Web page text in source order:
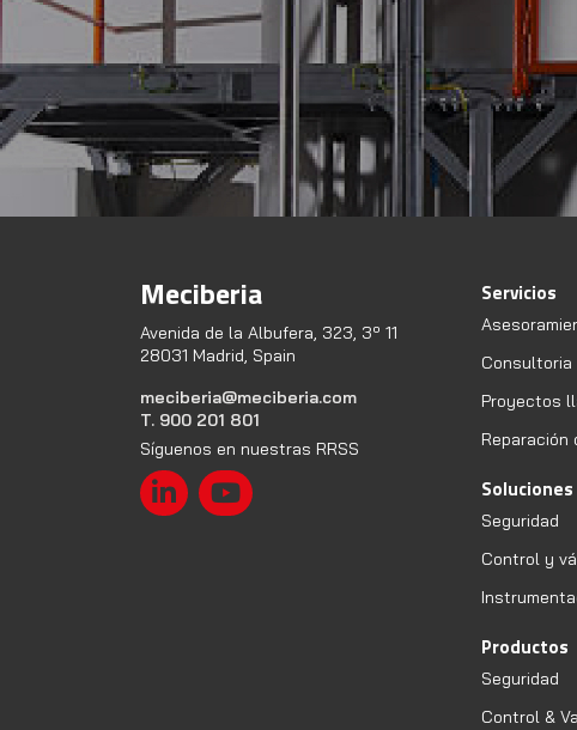
Meciberia
Avenida de la Albufera, 323, 3º 11
28031 Madrid, Spain
meciberia@meciberia.com
T. 900 201 801
Síguenos en nuestras RRSS
Servicios
Consultoria
Proyectos
Reparación
Soluciones
Seguridad
Control y
Productos
Seguridad
Control &